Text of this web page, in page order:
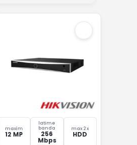
maxim
12 MP
latime
banda
256
Mbps
max 2 x
HDD